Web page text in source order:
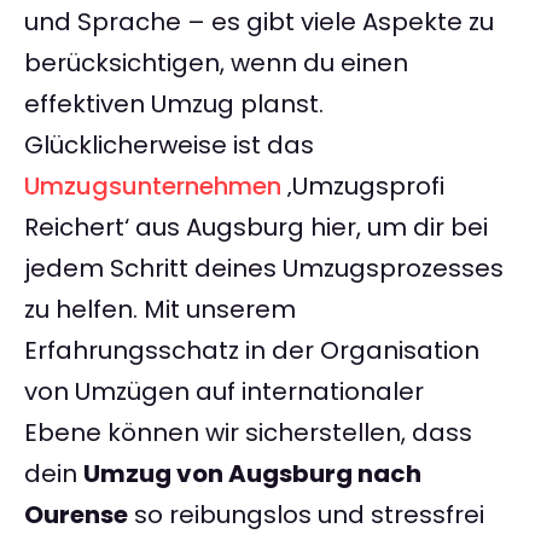
und Sprache – es gibt viele Aspekte zu
berücksichtigen, wenn du einen
effektiven Umzug planst.
Glücklicherweise ist das
Umzugsunternehmen ‚Umzugsprofi
Reichert‘ aus Augsburg hier, um dir bei
jedem Schritt deines Umzugsprozesses
zu helfen. Mit unserem
Erfahrungsschatz in der Organisation
von Umzügen auf internationaler
Ebene können wir sicherstellen, dass
dein Umzug von Augsburg nach
Ourense so reibungslos und stressfrei